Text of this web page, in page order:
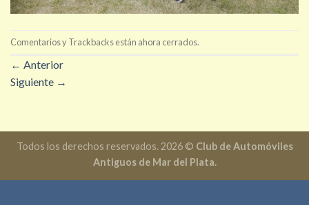
Comentarios y Trackbacks están ahora cerrados.
← Anterior
Siguiente →
Todos los derechos reservados. 2026 © Club de Automóviles
Antiguos de Mar del Plata.